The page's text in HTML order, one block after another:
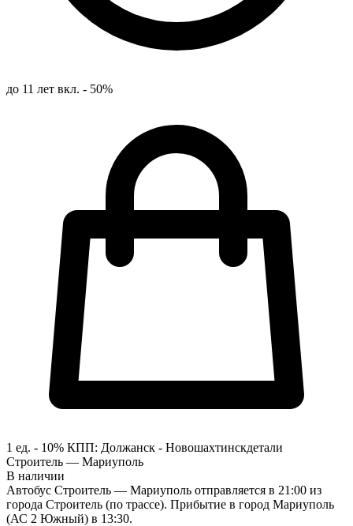
до 11 лет вкл. - 50%
1 ед. - 10% КПП: Должанск - Новошахтинскдетали
Строитель — Мариуполь
В наличии
Автобус Строитель — Мариуполь отправляется в 21:00 из
города Строитель (по трассе). Прибытие в город Мариуполь
(АС 2 Южный) в 13:30.